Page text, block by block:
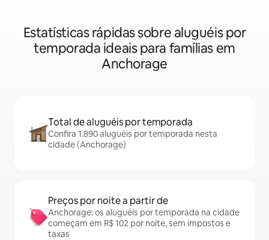
Estatísticas rápidas sobre aluguéis por
temporada ideais para famílias em
Anchorage
Total de aluguéis por temporada
Confira 1.890 aluguéis por temporada nesta
cidade (Anchorage)
Preços por noite a partir de
Anchorage: os aluguéis por temporada na cidade
começam em R$ 102 por noite, sem impostos e
taxas